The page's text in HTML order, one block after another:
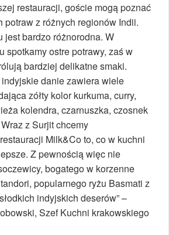
restauracji, goście mogą poznać
potraw z różnych regionów Indii.
jest bardzo różnorodna. W
spotkamy ostre potrawy, zaś w
bardziej delikatne smaki.
danie zawiera wiele
zółty kolor kurkuma, curry,
kolendra, czarnuszka, czosnek
z Surjit chcemy
Milk&Co to, co w kuchni
Z pewnością więc nie
bogatego w korzenne
popularnego ryżu Basmati z
indyjskich deserów” –
Szef Kuchni krakowskiego